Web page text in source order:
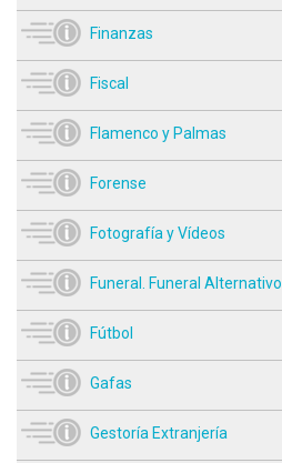
Finanzas
Fiscal
Flamenco y Palmas
Forense
Fotografía y Vídeos
Funeral. Funeral Alternativo
Fútbol
Gafas
Gestoría Extranjería